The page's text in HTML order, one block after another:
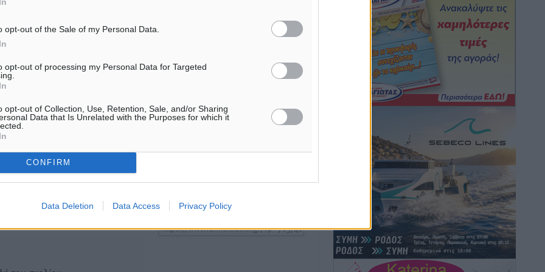
opt-out of the Sale of my Personal Data.
opt-out of processing my Personal Data for Targeted
opt-out of Collection, Use, Retention, Sale, and/or Sharing
Data that Is Unrelated with the Purposes for which it
CONFIRM
Data Deletion Data Access Privacy Policy
Aguiar
05.08.26 · 17:58
νησιά κυριάρχησε στη συνάντηση
του Φώτη Μάγγου με τον πρόεδρο
Η Δημοκρατική δεν υιοθετεί
όποια σχόλια θεωρούμε
Χρήστες που δεν τηρούν
Για την μερική αναπαραγωγή της
είναι απαραίτητη η χρήση του
συνδέσμου παραπομπής προς το
άρθρο της Δημοκρατικής.
Κικίλιας: Μειώθηκαν κατά 34% οι
μεταναστευτικές ροές στα θαλάσσια
σύνορα
• πριν 9 ώρες
Κως: Γερμανός τουρίστας κέρδισε
αποζημίωση 900 ευρώ επειδή δεν
βρήκε ξαπλώστρες στις οικογενειακές
διακοπές του
Τοπικές Ειδήσεις• πριν 9 ώρες
Ο γεωεντοπισμός μέσω 112 «έσωσε»
Δανό περιπατητή στη Ρόδο
Τοπικές Ειδήσεις πριν 9 ώρες
Σύμη: Ανασύρθηκε σορός άνδρα –